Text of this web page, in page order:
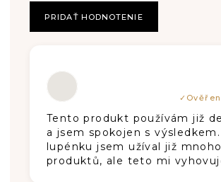
PRIDAŤ HODNOTENIE
E
Tento produkt používám již
a jsem spokojen s výsledkem.
lupénku jsem užíval již mnoho
produktů, ale teto mi